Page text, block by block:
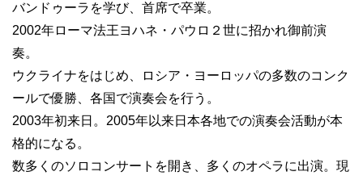
バンドゥーラを学び、首席で卒業。
2002年ローマ法王ヨハネ・パウロ２世に招かれ御前演
奏。
ウクライナをはじめ、ロシア・ヨーロッパの多数のコンク
ールで優勝、各国で演奏会を行う。
2003年初来日。2005年以来日本各地での演奏会活動が本
格的になる。
数多くのソロコンサートを開き、多くのオペラに出演。現